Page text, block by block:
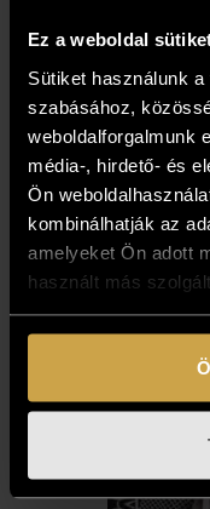
Ez a weboldal
Sütiket használunk
szabásához,
weboldalforgalmunk
média-, hirdető- és
Ön
kombinálhatják az
amelyeket Ön adott
használt más
Gécseg